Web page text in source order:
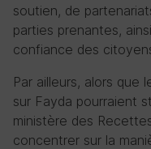
soutien, de
parties prenantes,
confiance des
Par ailleurs, alors que
sur Fayda pourraient
ministère des
concentrer sur la